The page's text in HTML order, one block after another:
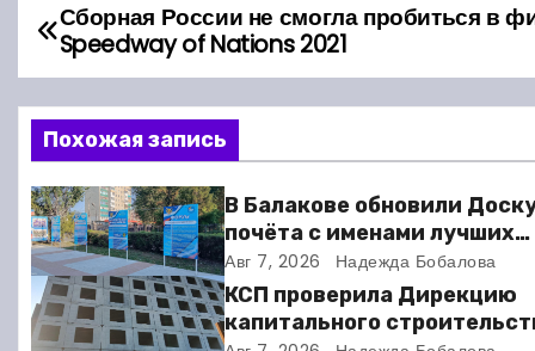
Н
а
в
и
г
а
ц
Сборная России не смогла пробиться в
Speedway of Nations 2021
Похожая запись
В Балакове обновили
почёта с именами лучших
спортсменов. Фото
Авг 7, 2026 Надежда Бобалова
КСП проверила Дирекцию
капитального